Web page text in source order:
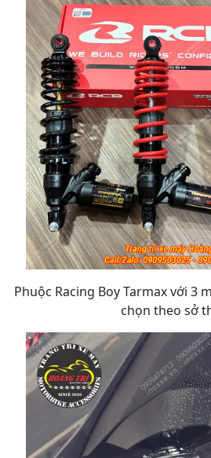
Phuộc Racing Boy Tarmax với 3
chọn theo sở